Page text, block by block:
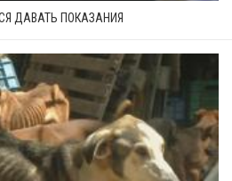
ДАВАТЬ ПОКАЗАНИЯ